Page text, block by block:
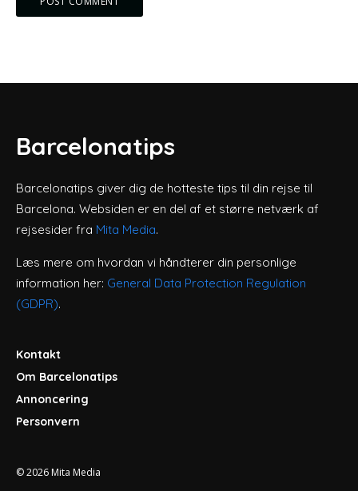
Barcelonatips
Barcelonatips giver dig de hotteste tips til din rejse til
Barcelona. Websiden er en del af et større netværk af
rejsesider fra Mita Media.
Læs mere om hvordan vi håndterer din personlige
information her: General Data Protection Regulation
(GDPR).
Kontakt
Om Barcelonatips
Annoncering
Personvern
© 2026 Mita Media